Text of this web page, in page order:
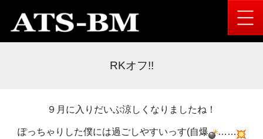
RKオフ!!
９月に入りだいぶ涼しくなりましたね！
ぽっちゃりした僕には過ごしやすいっす(自爆 ……